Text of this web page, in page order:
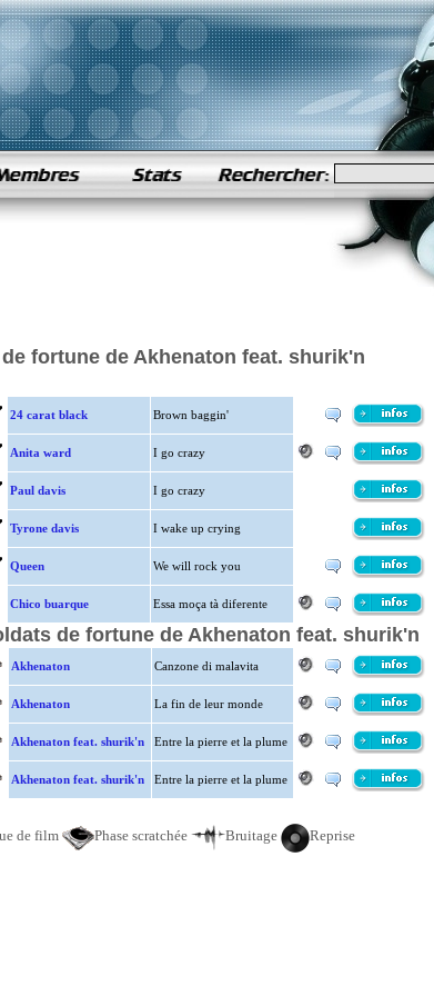
fortune de Akhenaton feat. shurik'n
24 carat black Brown baggin'
Anita ward I go crazy
Paul davis I go crazy
Tyrone davis I wake up crying
Queen We will rock you
Chico buarque Essa moça tà diferente
de fortune de Akhenaton feat. shurik'n
Akhenaton Canzone di malavita
Akhenaton La fin de leur monde
Akhenaton feat. shurik'n Entre la pierre et la plume
Akhenaton feat. shurik'n Entre la pierre et la plume
de film Phase scratchée Bruitage Reprise